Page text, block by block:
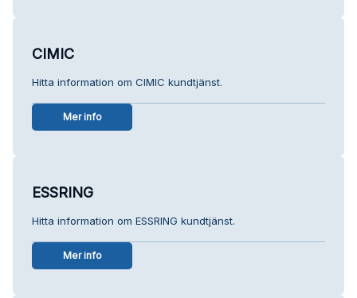
CIMIC
Hitta information om CIMIC kundtjänst.
Mer info
ESSRING
Hitta information om ESSRING kundtjänst.
Mer info